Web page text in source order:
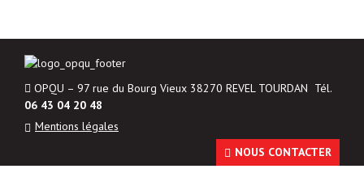
OPQU – 97 rue du Bourg Vieux 38270 REVEL TOURDAN Tél.
06 43 04 20 48
Mentions légales
NOUS CONTACTER